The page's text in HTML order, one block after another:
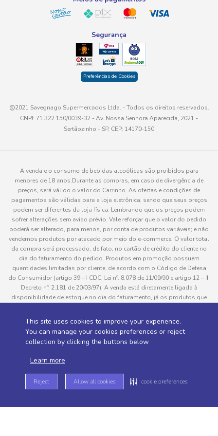
This site uses cookies to improve your experience.
You can manage your cookies preferences or reject
collection by clicking the buttons below
. Learn more
Reject Allow all cookies cookie preferences
Segurança
Preferências de Cookies
@2021 Savegnago Supermercados Ltda. - Todos os direitos reservados.
CNPJ: 71.322.150/0039-32 - Av. Nossa Senhora Aparecida, 2021 -
Sertãozinho - SP, CEP: 14170-150
A venda e o consumo de bebidas alcoólicas são proibidos para
menores de 18 anos.Durante as compras, em caso de divergência de
preços, será válido o valor do Carrinho. As ofertas e condições de
pagamentos são válidas para a loja eletrônica, sendo que seus preços
podem ser diferentes da loja física. Lembrando que os preços podem
sofrer alterações sem aviso prévio. Vale reforçar que o valor do pedido
poderá ser alterado, para menos, por conta de produtos variáveis; e não
vendemos produtos por atacado por meio do e-commerce. O valor total
da compra será processado, de fato, no cartão de crédito do cliente no
dia do faturamento do pedido. Produtos em promoção possuem
quantidades limitadas por cliente, de acordo com o Código de Defesa
do Consumidor (artigo 39 – I CDC, Lei nº. 8.078 de 11/09/90 e artigo 12 – III
Decreto nº. 2.181 de 20/03/97). A venda está diretamente ligada à
disponibilidade de estoque no dia do faturamento, já os produtos que
pedido do cliente, este não será entregue e o valor do item não será
cobrado. As fotos dos produtos no site são ilustrativas, podendo haver
divergência com o produto real e todos os pedidos estão sujeitos à
consultadas em “Política de Entregas”
Desenvolvido por